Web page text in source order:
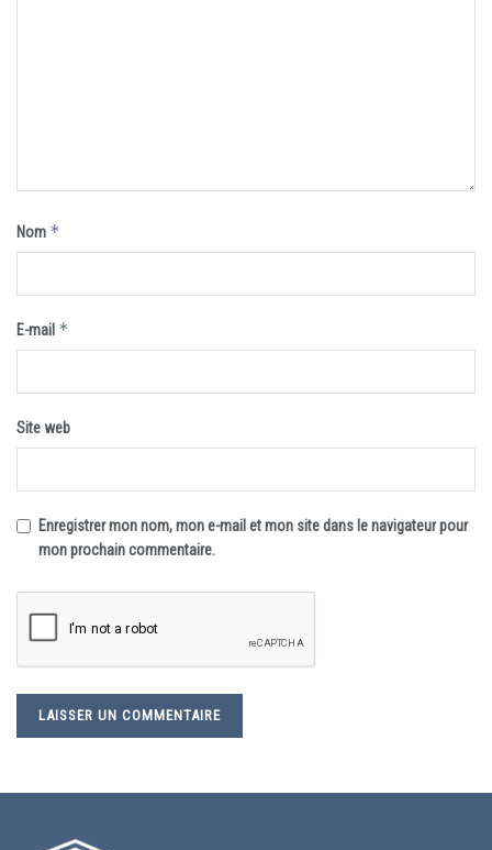
Nom *
E-mail *
Site web
Enregistrer mon nom, mon e-mail et mon site dans le navigateur pour
mon prochain commentaire.